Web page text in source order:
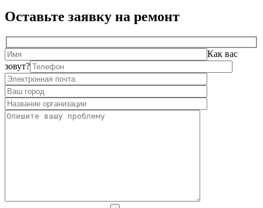
Оставьте заявку на ремонт
Как вас
зовут?